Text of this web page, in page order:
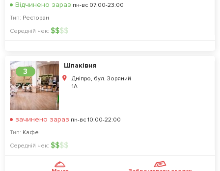
Відчинено зараз пн-вс 07:00-23:00
Тип: Ресторан
Середній чек: $$$$
3
Шпаківня
Дніпро, бул. Зоряний
1А
зачинено зараз пн-вс 10:00-22:00
Тип: Кафе
Середній чек: $$$$